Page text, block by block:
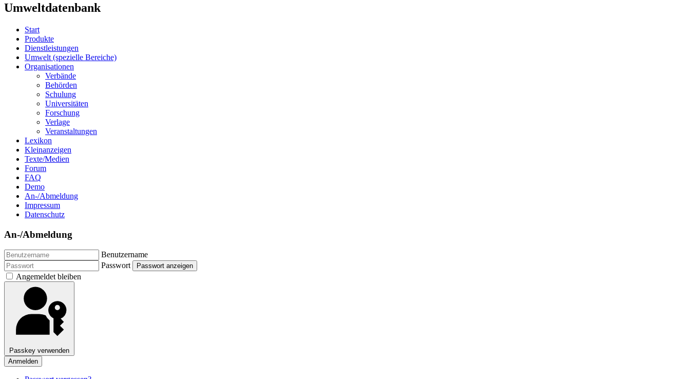
Umweltdatenbank
Start
Produkte
Dienstleistungen
Umwelt (spezielle Bereiche)
Organisationen
Verbände
Behörden
Schulung
Universitäten
Forschung
Verlage
Veranstaltungen
Lexikon
Kleinanzeigen
Texte/Medien
Forum
FAQ
Demo
An-/Abmeldung
Impressum
Datenschutz
An-/Abmeldung
Benutzername
Passwort
Passwort anzeigen
Angemeldet bleiben
Passkey verwenden
Anmelden